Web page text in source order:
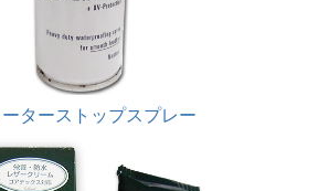
ーターストップスプレー